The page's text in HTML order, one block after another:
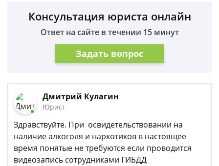
Консультация юриста онлайн
Ответ на сайте в течении 15 минут
Задать вопрос
Дмитрий Кулагин
Юрист
Здравствуйте. При освидетельствовании на
наличие алкоголя и наркотиков в настоящее
время понятые не требуются если проводится
видеозапись сотрудниками ГИБДД